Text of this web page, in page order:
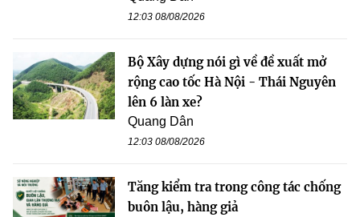
12:03 08/08/2026
Bộ Xây dựng nói gì về đề xuất mở
rộng cao tốc Hà Nội - Thái Nguyên
lên 6 làn xe?
Quang Dân
12:03 08/08/2026
Tăng kiểm tra trong công tác chống
buôn lậu, hàng giả